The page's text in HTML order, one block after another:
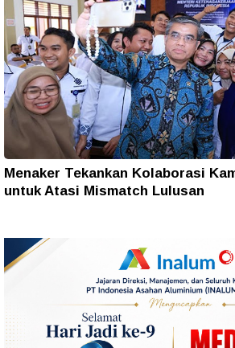
Menaker Tekankan Kolaborasi
untuk Atasi Mismatch Lulusan